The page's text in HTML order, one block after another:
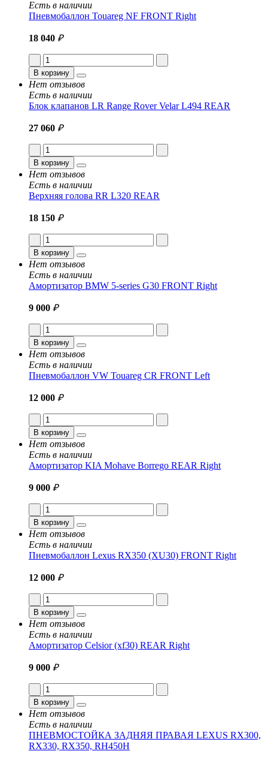
Есть в наличии
Пневмобаллон Touareg NF FRONT Right
18 040 ₽
В корзину
Нет отзывов
Есть в наличии
Блок клапанов LR Range Rover Velar L494 REAR
27 060 ₽
В корзину
Нет отзывов
Есть в наличии
Верхняя голова RR L320 REAR
18 150 ₽
В корзину
Нет отзывов
Есть в наличии
Амортизатор BMW 5-series G30 FRONT Right
9 000 ₽
В корзину
Нет отзывов
Есть в наличии
Пневмобаллон VW Touareg CR FRONT Left
12 000 ₽
В корзину
Нет отзывов
Есть в наличии
Амортизатор KIA Mohave Borrego REAR Right
9 000 ₽
В корзину
Нет отзывов
Есть в наличии
Пневмобаллон Lexus RX350 (XU30) FRONT Right
12 000 ₽
В корзину
Нет отзывов
Есть в наличии
Амортизатор Celsior (xf30) REAR Right
9 000 ₽
В корзину
Нет отзывов
Есть в наличии
ПНЕВМОСТОЙКА ЗАДНЯЯ ПРАВАЯ LEXUS RX300,
RX330, RX350, RH450H